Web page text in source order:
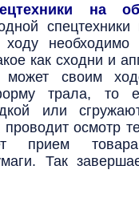
на
необходимо
как сходни и
может своим
трала, то
или
проводит осмотр
прием
Так